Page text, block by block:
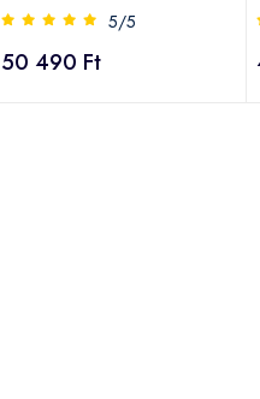
4izzós
5/5
50 490 Ft